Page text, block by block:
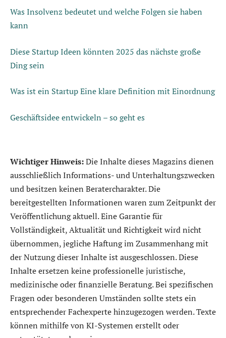
Was Insolvenz bedeutet und welche Folgen sie haben
kann
Diese Startup Ideen könnten 2025 das nächste große
Ding sein
Was ist ein Startup Eine klare Definition mit Einordnung
Geschäftsidee entwickeln – so geht es
Wichtiger Hinweis:Die Inhalte dieses Magazins dienen
ausschließlich Informations- und Unterhaltungszwecken
und besitzen keinen Beratercharakter. Die
bereitgestellten Informationen waren zum Zeitpunkt der
Veröffentlichung aktuell. Eine Garantie für
Vollständigkeit, Aktualität und Richtigkeit wird nicht
übernommen, jegliche Haftung im Zusammenhang mit
der Nutzung dieser Inhalte ist ausgeschlossen. Diese
Inhalte ersetzen keine professionelle juristische,
medizinische oder finanzielle Beratung. Bei spezifischen
Fragen oder besonderen Umständen sollte stets ein
entsprechender Fachexperte hinzugezogen werden. Texte
können mithilfe von KI-Systemen erstellt oder